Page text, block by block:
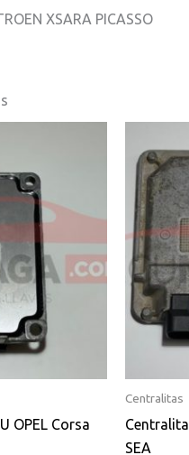
XSARA PICASSO
OPEL Corsa
Centralitas
SEA